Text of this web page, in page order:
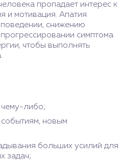
пропадает интерес к
и мотивация. Апатия
снижению
симптома
чтобы выполнять
чему-либо;
новым
больших усилий для
задач;